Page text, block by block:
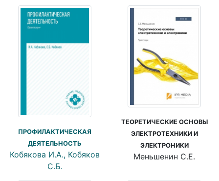
ПРОФИЛАКТИЧЕСКАЯ
ДЕЯТЕЛЬНОСТЬ
Кобякова И.А., Кобяков
С.Б.
ТЕОРЕТИЧЕСКИЕ ОСНОВЫ
ЭЛЕКТРОТЕХНИКИ И
ЭЛЕКТРОНИКИ
Меньшенин С.Е.